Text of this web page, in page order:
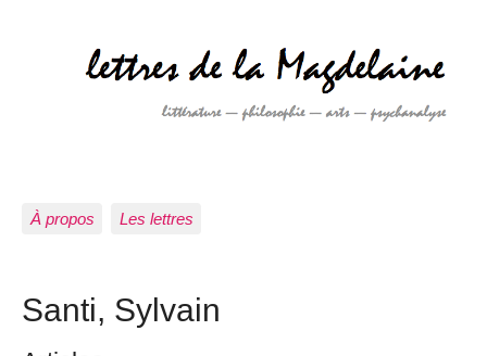
À propos Les lettres
Santi, Sylvain